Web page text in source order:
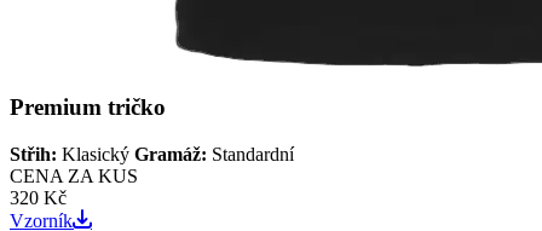
Premium tričko
Střih: Klasický Gramáž: Standardní
CENA ZA KUS
320 Kč
Vzorník